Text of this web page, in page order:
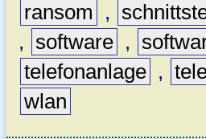
ransom
,
,
software ,
telefonanlage ,
wlan